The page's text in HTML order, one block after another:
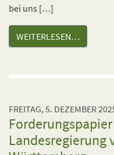
bei uns […]
WEITERLESEN…
FREITAG, 5. DEZEMBER
Landesregierung